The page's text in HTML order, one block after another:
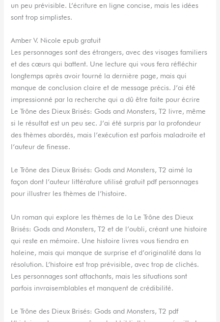
un peu prévisible. L’écriture en ligne concise, mais les idées
sont trop simplistes.
Amber V. Nicole epub gratuit
Les personnages sont des étrangers, avec des visages familiers
et des cœurs qui battent. Une lecture qui vous fera réfléchir
longtemps après avoir tourné la dernière page, mais qui
manque de conclusion claire et de message précis. J’ai été
impressionné par la recherche qui a dû être faite pour écrire
Le Trône des Dieux Brisés: Gods and Monsters, T2 livre, même
si le résultat est un peu sec. J’ai été surpris par la profondeur
des thèmes abordés, mais l’exécution est parfois maladroite et
l’auteur de finesse.
Le Trône des Dieux Brisés: Gods and Monsters, T2 aimé la
façon dont l’auteur littérature utilisé gratuit pdf personnages
pour illustrer les thèmes de l’histoire.
Un roman qui explore les thèmes de la Le Trône des Dieux
Brisés: Gods and Monsters, T2 et de l’oubli, créant une histoire
qui reste en mémoire. Une histoire livres vous tiendra en
haleine, mais qui manque de surprise et d’originalité dans la
résolution. L’histoire est trop prévisible, avec trop de clichés.
Les personnages sont attachants, mais les situations sont
parfois invraisemblables et manquent de crédibilité.
Le Trône des Dieux Brisés: Gods and Monsters, T2 pdf